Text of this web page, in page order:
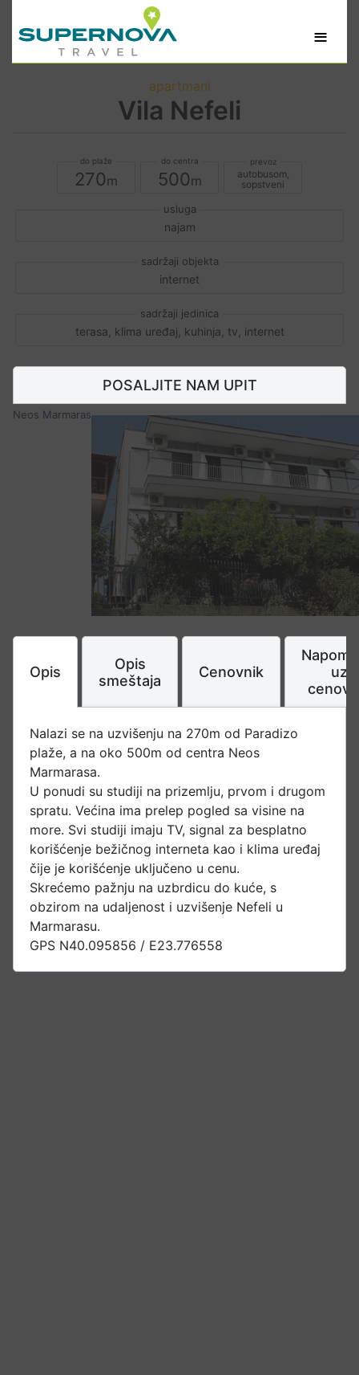
≡
apartmani
Vila Nefeli
270 500
autobusom,
sopstveni
najam
internet
terasa, klima uređaj, kuhinja, tv, internet
POSALJITE NAM UPIT
Neos Marmaras
Opis
Opis
smeštaja
Cenovnik
uz
Nalazi se na uzvišenju na 270m od Paradizo
plaže, a na oko 500m od centra Neos
Marmarasa.
U ponudi su studiji na prizemlju, prvom i drugom
spratu. Većina ima prelep pogled sa visine na
more. Svi studiji imaju TV, signal za besplatno
korišćenje bežičnog interneta kao i klima uređaj
čije je korišćenje uključeno u cenu.
Skrećemo pažnju na uzbrdicu do kuće, s
obzirom na udaljenost i uzvišenje Nefeli u
Marmarasu.
GPS N40.095856 / E23.776558